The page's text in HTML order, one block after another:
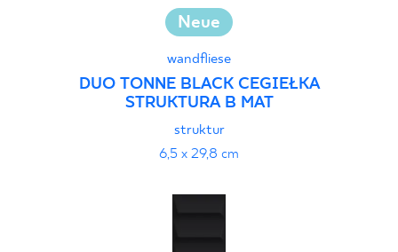
Neue
wandfliese
DUO TONNE BLACK CEGIEŁKA
STRUKTURA B MAT
struktur
6,5 x 29,8 cm